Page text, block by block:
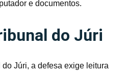
e documentos.
do Júri
Júri, a defesa exige leitura